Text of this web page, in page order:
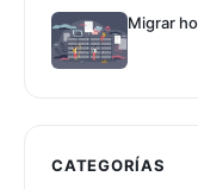
Migrar
CATEGORÍAS